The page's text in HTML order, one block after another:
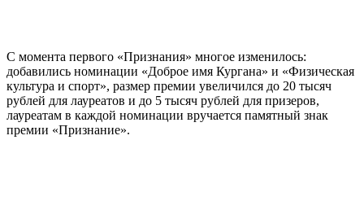
С момента первого «Признания» многое изменилось:
добавились номинации «Доброе имя Кургана» и «Физическая
культура и спорт», размер премии увеличился до 20 тысяч
рублей для лауреатов и до 5 тысяч рублей для призеров,
лауреатам в каждой номинации вручается памятный знак
премии «Признание».